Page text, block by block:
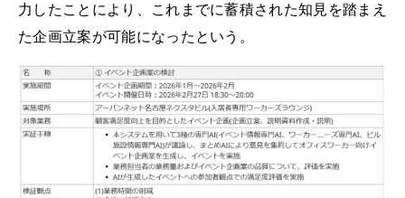
力したことにより、これまでに蓄積された知見を踏まえ
た企画立案が可能になったという。